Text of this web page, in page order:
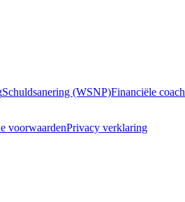
Schuldsanering (WSNP)Financiële coach
voorwaardenPrivacy verklaring